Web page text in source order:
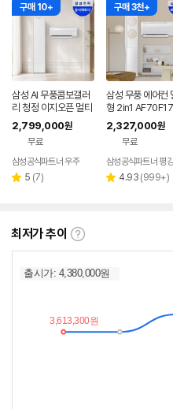
구매 10+
삼성 AI 무풍콤보갤러
리 청정 이지오픈 멀티
형 에어컨 AF80F17D
22WRS 기본설치포
2,799,000원
무료
삼성공식파트너 우주
별 5 리
(7)
구매 3천+
삼성 무풍 에어컨
형 2in1
BRS 일반배관 전국,
기본설치비포함
2,327,000원
무료
별 4.93 리
(999+)
최저가 추이
최
가